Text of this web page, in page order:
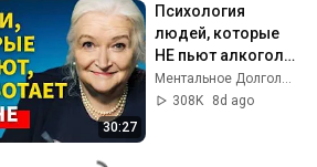
30:27
Психология
людей, которые
НЕ пьют алкоголь
(согласно
нейронауке) |
Ментальное Долголетие and 2 more
308K
8d ago